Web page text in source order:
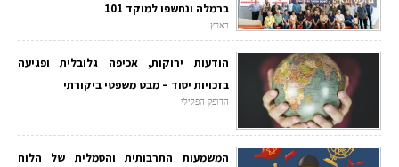
ברמלה ונחשפו למוקד 101
בארץ
הודעות ירוקות, אכיפה גלובלית ופגיעה
בזכויות יסוד – מבט משפטי ביקורתי
הדופק הפלילי
המשמעות התרבותית והסמלית של הלוח